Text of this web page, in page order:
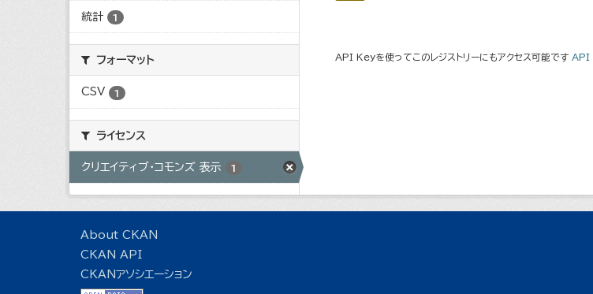
統計 1
フォーマット
CSV 1
ライセンス
クリエイティブ・コモンズ 表示 1
API Keyを使ってこのレジストリーにもアクセス可能です API
About CKAN
CKAN API
CKANアソシエーション